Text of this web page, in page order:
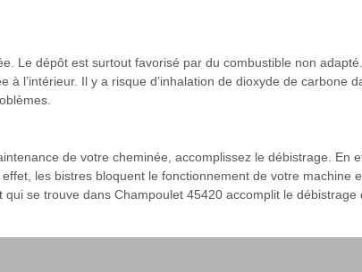
Le dépôt est surtout favorisé par du combustible non
l’intérieur. Il y a risque d’inhalation de dioxyde de carbone
de votre cheminée, accomplissez le débistrage. En
les bistres bloquent le fonctionnement de votre machine
se trouve dans Champoulet 45420 accomplit le débistrage